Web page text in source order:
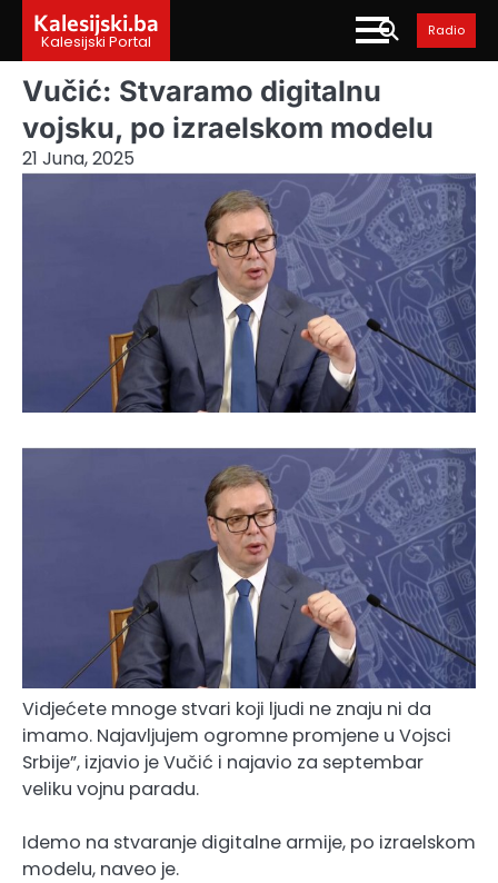
content
Kalesijski.ba
Kalesijski Portal
Radio
Vučić: Stvaramo digitalnu
vojsku, po izraelskom modelu
21 Juna, 2025
Vidjećete mnoge stvari koji ljudi ne znaju ni da
imamo. Najavljujem ogromne promjene u Vojsci
Srbije”, izjavio je Vučić i najavio za septembar
veliku vojnu paradu.
Idemo na stvaranje digitalne armije, po izraelskom
modelu, naveo je.